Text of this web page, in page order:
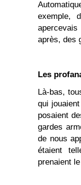
exemple,
après, des
Les
Là-bas,
qui
posaient
gardes
de nous
étaient
prenaient